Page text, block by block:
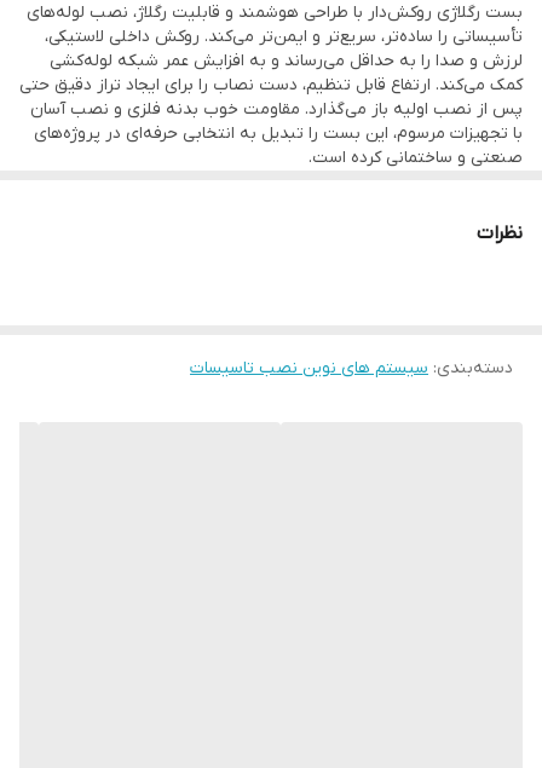
کارخانجات، باعث تسریع و دقت بیشتر کار اجرا و کاهش صدا و ارتعاش
شبکه لوله‌کشی می‌شود.
ویژگی‌ها:
امکان تنظیم ارتفاع و دقیق لوله پس از نصب
بدنه فلزی گالوانیزه با مقاومت مکانیکی بالا
نصب آسان و قابل استفاده برای لوله‌های آب، فاضلاب، گاز و تاسیسات
بست رگلاژی روکش‌دار با طراحی هوشمند و قابلیت رگلاژ، نصب لوله‌های
تأسیساتی را ساده‌تر، سریع‌تر و ایمن‌تر می‌کند. روکش داخلی لاستیکی،
لرزش و صدا را به حداقل می‌رساند و به افزایش عمر شبکه لوله‌کشی
کمک می‌کند. ارتفاع‌ قابل تنظیم، دست نصاب را برای ایجاد تراز دقیق حتی
پس از نصب اولیه باز می‌گذارد. مقاومت خوب بدنه فلزی و نصب آسان
با تجهیزات مرسوم، این بست را تبدیل به انتخابی حرفه‌ای در پروژه‌های
صنعتی و ساختمانی کرده است.
بالایی دارد.
نظرات
دسته‌بندی: سیستم های نوین نصب تاسیسات